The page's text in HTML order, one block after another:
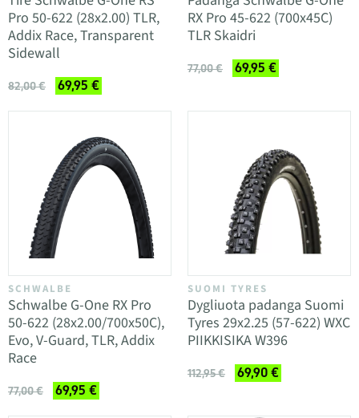
Pro 50-622 (28x2.00) TLR,
Addix Race, Transparent
Sidewall
82,00 € 69,95 €
RX Pro 45-622 (700x45C)
TLR Skaidri
77,00 € 69,95 €
SCHWALBE
Schwalbe G-One RX Pro
50-622 (28x2.00/700x50C),
Evo, V-Guard, TLR, Addix
Race
77,00 € 69,95 €
SUOMI TYRES
Dygliuota padanga Suomi
Tyres 29x2.25 (57-622) WXC
PIIKKISIKA W396
112,95 € 69,90 €